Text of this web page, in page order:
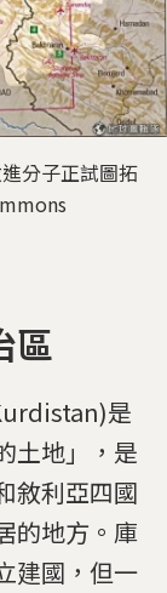
分子正試圖拓
區
是
土地」，是
敘利亞四國
的地方。庫
建國，但一